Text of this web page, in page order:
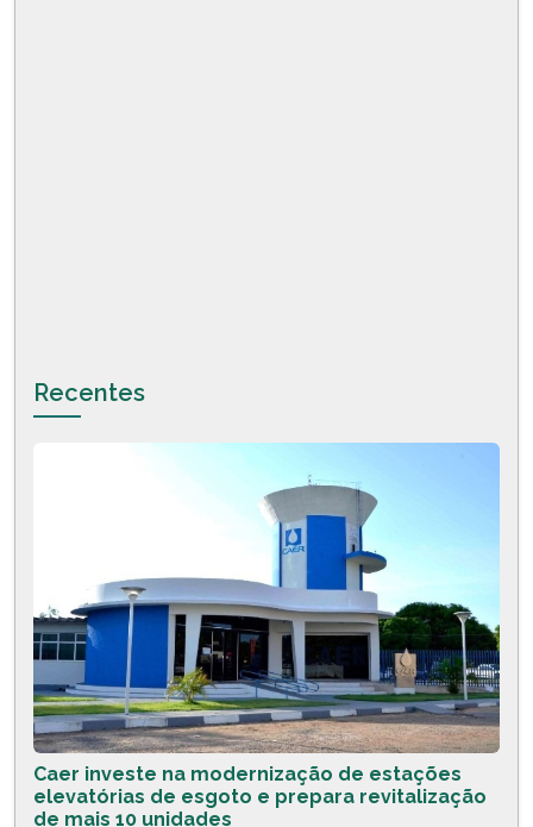
Recentes
Caer investe na modernização de estações
elevatórias de esgoto e prepara revitalização
de mais 10 unidades